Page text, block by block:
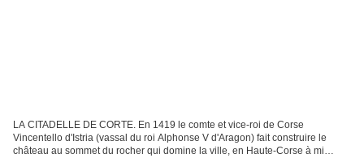
LA CITADELLE DE CORTE. En 1419 le comte et vice-roi de Corse
Vincentello d'Istria (vassal du roi Alphonse V d'Aragon) fait construire le
château au sommet du rocher qui domine la ville, en Haute-Corse à mi